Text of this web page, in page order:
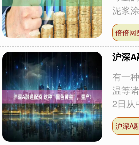
泥浆
倍倍网
沪深A
有一
温等
2日从
沪深A